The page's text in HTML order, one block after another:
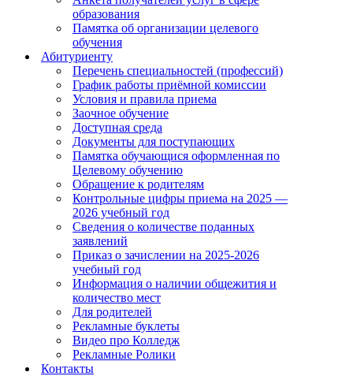
образования
Памятка об организации целевого
обучения
Абитуриенту
Перечень специальностей (профессий)
График работы приёмной комиссии
Условия и правила приема
Заочное обучение
Доступная среда
Документы для поступающих
Памятка обучающися оформленная по
Целевому обучению
Обращение к родителям
Контрольные цифры приема на 2025 —
2026 учебный год
Сведения о количестве поданных
заявлений
Приказ о зачислении на 2025-2026
учебный год
Информация о наличии общежития и
количество мест
Для родителей
Рекламные буклеты
Видео про Колледж
Рекламные Ролики
Контакты